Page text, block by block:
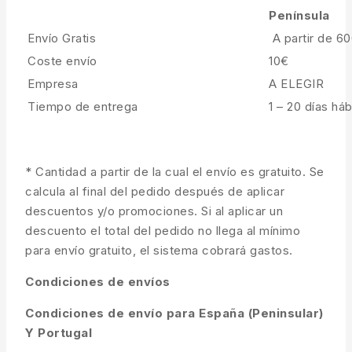
Península
Envío Gratis
A partir de
Coste envío
10€
Empresa
A ELEGIR
Tiempo de entrega
1 – 20 días
* Cantidad a partir de la cual el envío es gratuito. Se
calcula al final del pedido después de aplicar
descuentos y/o promociones. Si al aplicar un
descuento el total del pedido no llega al mínimo
para envío gratuito, el sistema cobrará gastos.
Condiciones de envíos
Condiciones de envío para España (Peninsular)
Y Portugal